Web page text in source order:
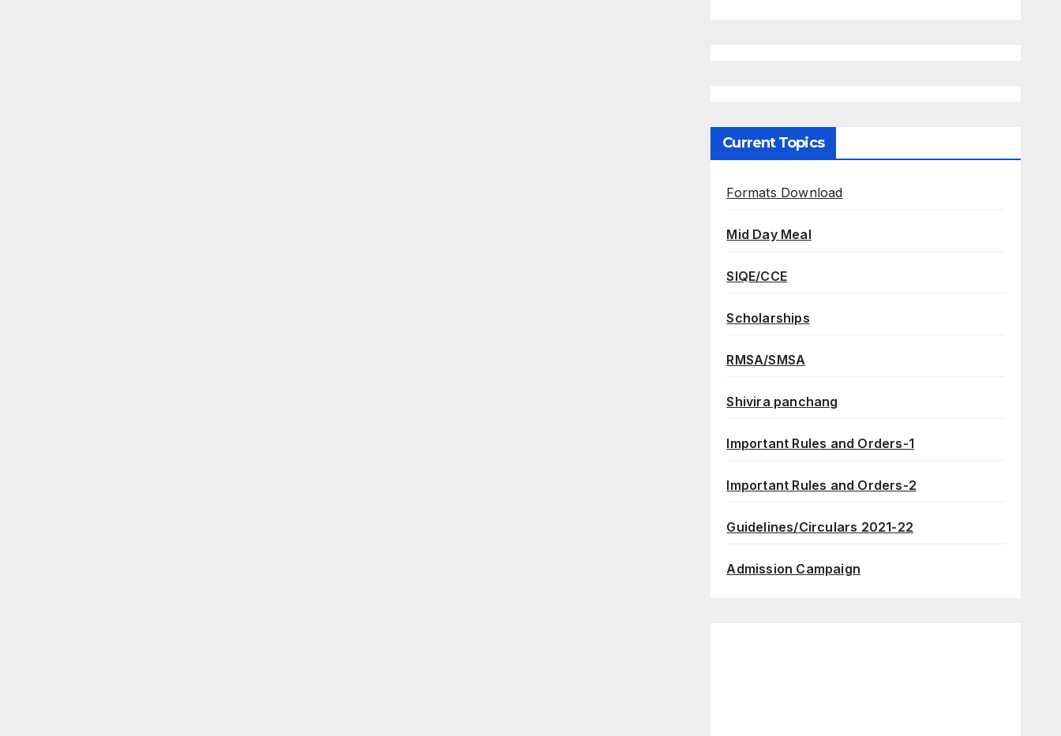
Current Topics
Formats Download
Mid Day Meal
SIQE/CCE
Scholarships
RMSA/SMSA
Shivira panchang
Important Rules and Orders-1
Important Rules and Orders-2
Guidelines/Circulars 2021-22
Admission Campaign